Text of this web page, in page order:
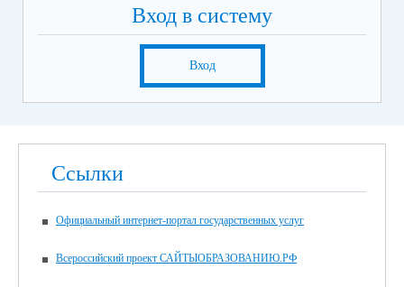
Вход в систему
Вход
Ссылки
Официальный интернет-портал государственных услуг
Всероссийский проект САЙТЫОБРАЗОВАНИЮ.РФ